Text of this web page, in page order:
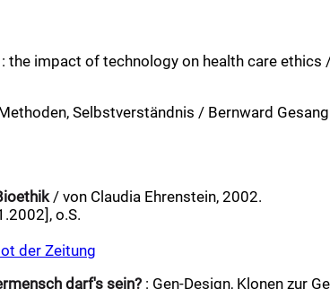
the impact of technology on health care ethics
Selbstverständnis / Bernward
/ von Claudia Ehrenstein, 2002.
o.S.
der Zeitung
darf's sein? : Gen-Design, Klonen zur